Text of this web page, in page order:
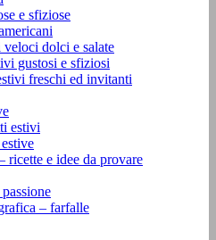
e sfiziose
dolci e salate
gustosi e sfiziosi
freschi ed invitanti
estivi
ricette e idee da provare
– farfalle